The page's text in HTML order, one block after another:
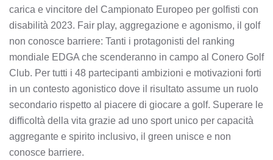
carica e vincitore del Campionato Europeo per golfisti con
disabilità 2023. Fair play, aggregazione e agonismo, il golf
non conosce barriere: Tanti i protagonisti del ranking
mondiale EDGA che scenderanno in campo al Conero Golf
Club. Per tutti i 48 partecipanti ambizioni e motivazioni forti
in un contesto agonistico dove il risultato assume un ruolo
secondario rispetto al piacere di giocare a golf. Superare le
difficoltà della vita grazie ad uno sport unico per capacità
aggregante e spirito inclusivo, il green unisce e non
conosce barriere.